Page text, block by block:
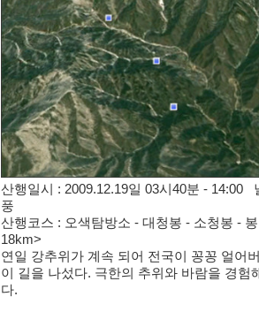
산행일시 : 2009.12.19일 03시40분 -
풍
산행코스 : 오색탐방소 - 대청봉 - 소청봉 -
18km>
연일 강추위가 계속 되어 전국이 꽁꽁 얼어
이 길을 나섰다. 극한의 추위와 바람을 경험
다.